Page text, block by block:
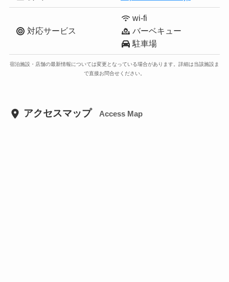
対応サービス
wi-fi
バーベキュー
駐車場
宿泊施設・店舗の最新情報については変更となっている場合があります。詳細は当該施設ま
で直接お問合せください。
アクセスマップ Access Map